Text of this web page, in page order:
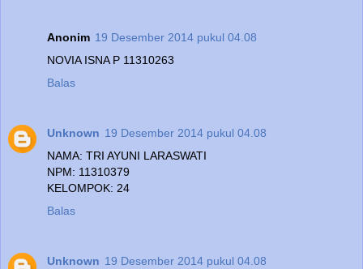
Anonim 19 Desember 2014 pukul 04.08
NOVIA ISNA P 11310263
Balas
Unknown 19 Desember 2014 pukul 04.08
NAMA: TRI AYUNI LARASWATI
NPM: 11310379
KELOMPOK: 24
Balas
Unknown 19 Desember 2014 pukul 04.08